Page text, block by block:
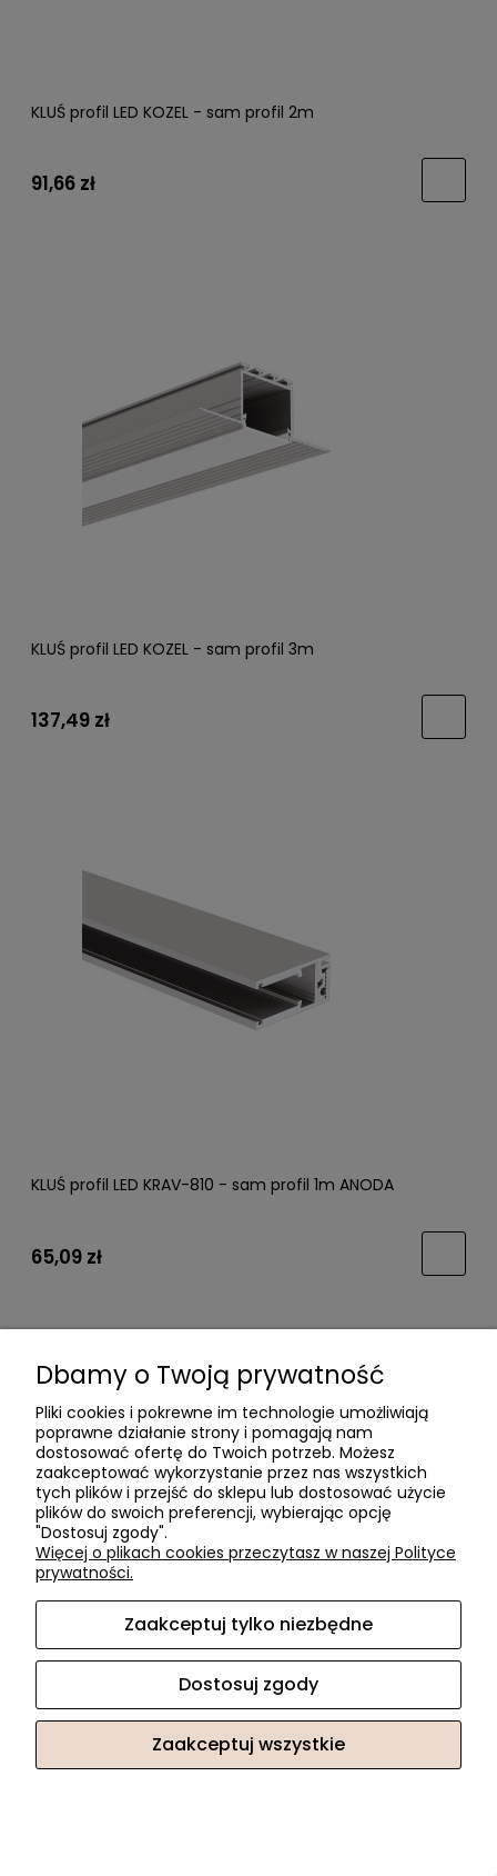
KLUŚ profil LED KOZEL - sam profil 2m
91,66 zł
KLUŚ profil LED KOZEL - sam profil 3m
137,49 zł
KLUŚ profil LED KRAV-810 - sam profil 1m ANODA
65,09 zł
KLUŚ profil LED KRAV-810 - sam profil 2m ANODA
Dbamy o Twoją prywatność
Pliki cookies i pokrewne im technologie umożliwiają
poprawne działanie strony i pomagają nam
dostosować ofertę do Twoich potrzeb. Możesz
zaakceptować wykorzystanie przez nas wszystkich
tych plików i przejść do sklepu lub dostosować użycie
plików do swoich preferencji, wybierając opcję
"Dostosuj zgody".
Więcej o plikach cookies przeczytasz w naszej Polityce
prywatności.
Zaakceptuj tylko niezbędne
Dostosuj zgody
Zaakceptuj wszystkie